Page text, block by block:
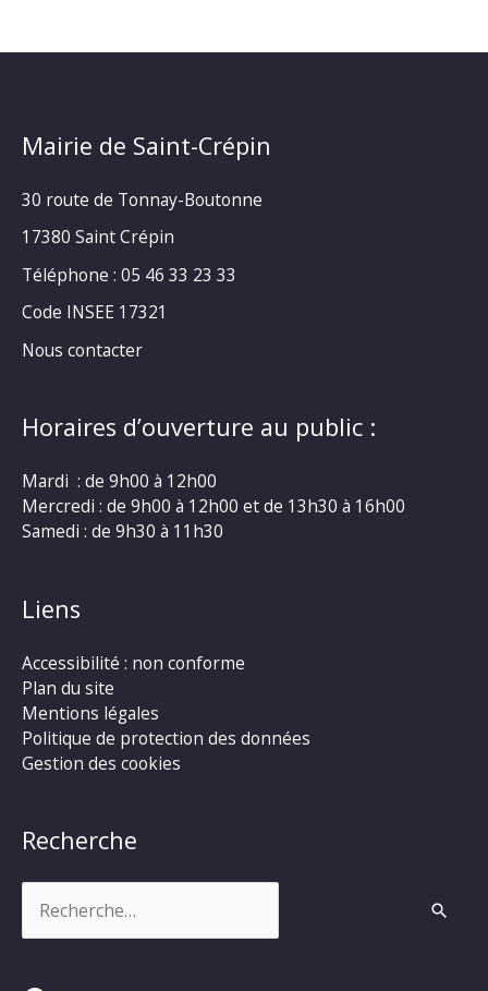
Mairie de Saint-Crépin
30 route de Tonnay-Boutonne
17380 Saint Crépin
Téléphone : 05 46 33 23 33
Code INSEE 17321
Nous contacter
Horaires d’ouverture au public :
Mardi : de 9h00 à 12h00
Mercredi : de 9h00 à 12h00 et de 13h30 à 16h00
Samedi : de 9h30 à 11h30
Liens
Accessibilité : non conforme
Plan du site
Mentions légales
Politique de protection des données
Gestion des cookies
Recherche